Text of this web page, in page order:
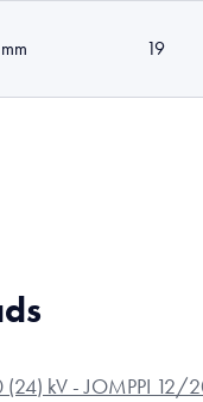
19
kV - JOMPPI 12/